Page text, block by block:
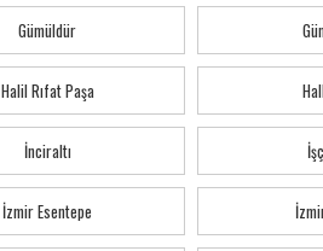
Gümüldür
Halil Rıfat Paşa
İnciraltı
İzmir Esentepe